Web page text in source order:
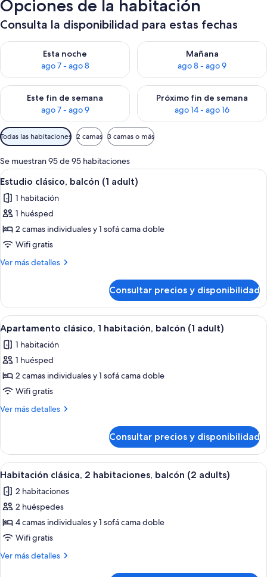
Opciones de la habitación
Consulta la disponibilidad para estas fechas
Esta noche
ago 7 - ago 8
Consulta la disponibilidad para esta noche, ago 7 - ago 8
Mañana
ago 8 - ago 9
Consulta la disponibilidad
Este fin de semana
ago 7 - ago 9
Consulta la disponibilidad para este fin de semana, ago 7 -
Próximo fin de semana
ago 14 - ago 16
Consulta la disponibilidad
Filtros
disponibles
para
las
habitaciones
Todas las habitaciones 2 camas 3 camas o más
Se muestran 95 de 95 habitaciones
Abrir
todas
las
fotos
de
Estudio
clásico,
adult)
Una sala moderna con un sofá gris,
10
Estudio clásico, balcón (1 adult)
1 habitación
1 huésped
2 camas individuales y 1 sofá cama doble
Wifi gratis
Ver más detalles
Más
clásico,
balcón
(1
adult)
Consultar precios y disponibilidad
Abrir
todas
las
fotos
de
Apartamento
clásico,
balcón
(1
adult)
Caja fuerte, cortinas opacas, wifi
10
Apartamento clásico, 1 habitación, balcón (1 adult)
1 habitación
1 huésped
2 camas individuales y 1 sofá cama doble
Wifi gratis
Ver más detalles
Más
clásico,
habitación,
(1
adult)
Consultar precios y disponibilidad
Abrir
todas
las
fotos
de
Habitación
clásica,
Caja fuerte, cortinas opacas, wifi
7
Habitación clásica, 2 habitaciones, balcón (2 adults)
2 habitaciones
2 huéspedes
4 camas individuales y 1 sofá cama doble
Wifi gratis
Ver más detalles
Más